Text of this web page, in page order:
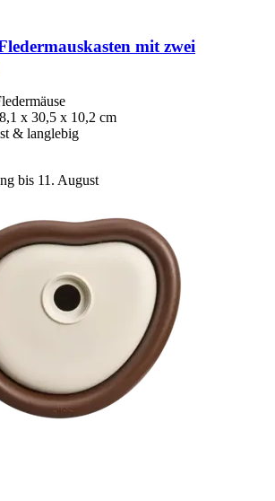
mit zwei
x 30,5 x 10,2 cm
& langlebig
bis 11. August